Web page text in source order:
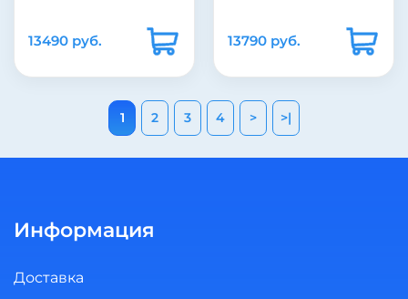
13490 руб. 13790 руб.
1 2 3 4 > >|
Информация
Доставка